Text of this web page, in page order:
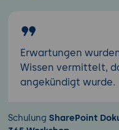
Erwartungen
Wissen vermittelt,
angekündigt wurde.
Schulung SharePoint